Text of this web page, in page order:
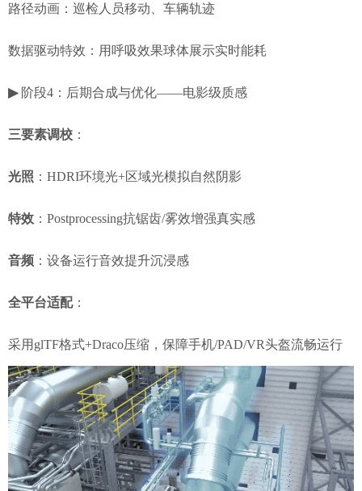
路径动画：巡检人员移动、车辆轨迹
数据驱动特效：用呼吸效果球体展示实时能耗
▶ 阶段4：后期合成与优化——电影级质感
三要素调校 ：
光照 ：HDRI环境光+区域光模拟自然阴影
特效 ：Postprocessing抗锯齿/雾效增强真实感
音频 ：设备运行音效提升沉浸感
全平台适配：
采用glTF格式+Draco压缩，保障手机/PAD/VR头盔流畅运行